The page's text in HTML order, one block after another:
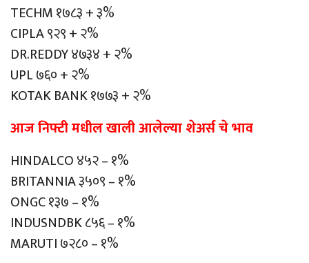
TECHM १७८३ + ३%
CIPLA ९२९ + २%
DR.REDDY ४७३४ + २%
UPL ७६० + २%
KOTAK BANK १७७३ + २%
आज निफ्टी मधील खाली आलेल्या शेअर्स चे भाव
HINDALCO ४५२ – १%
BRITANNIA ३५०९ – १%
ONGC १३७ – १%
INDUSNDBK ८५६ – १%
MARUTI ७२८० – १%